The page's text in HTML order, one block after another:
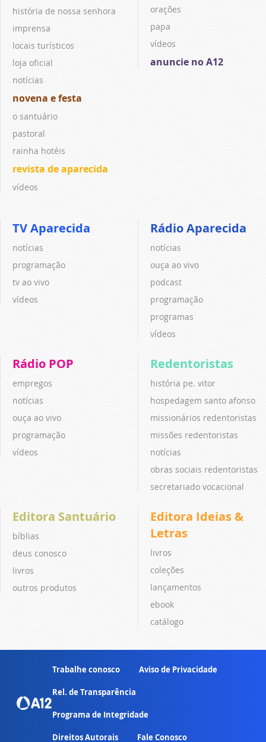
história de nossa senhora
imprensa
locais turísticos
loja oficial
notícias
novena e festa
o santuário
pastoral
rainha hotéis
revista de aparecida
vídeos
orações
papa
vídeos
anuncie no A12
TV Aparecida
notícias
programação
tv ao vivo
vídeos
Rádio Aparecida
notícias
ouça ao vivo
podcast
programação
programas
vídeos
Rádio POP
empregos
notícias
ouça ao vivo
programação
vídeos
Redentoristas
história pe. vitor
hospedagem santo afonso
missionários redentoristas
missões redentoristas
notícias
obras sociais redentoristas
secretariado vocacional
Editora Santuário
bíblias
deus conosco
livros
outros produtos
Editora Ideias &
Letras
livros
coleções
lançamentos
ebook
catálogo
Trabalhe conosco Aviso de Privacidade
Rel. de Transparência
Programa de Integridade
Direitos Autorais Fale Conosco